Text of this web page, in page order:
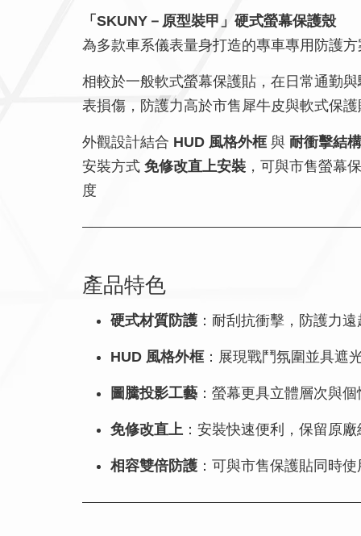
「SKUNY－原型裝甲」硬式螢幕保護殼
為多款車系儀表量身打造的專車專用防護
相較於一般軟式螢幕保護貼，在日常通勤
表損傷，防護力高於市售犀牛皮與軟式保護
外觀設計結合 HUD 風格外框與 耐衝擊結構
安裝方式 免修改直上安裝 ，可與市售螢幕
度
產品特色
硬式材質防護 ：耐刮抗衝擊，防護力
HUD 風格外框：展現戰鬥氛圍並具遮
圖騰投影工藝 ：螢幕更具立體層次與
免修改直上 ：安裝快速便利，保留原
相容雙倍防護 ：可與市售保護貼同時使